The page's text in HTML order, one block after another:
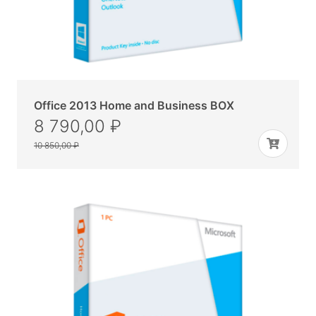
Office 2013 Home and Business BOX
8 790,00 ₽
10 850,00 ₽